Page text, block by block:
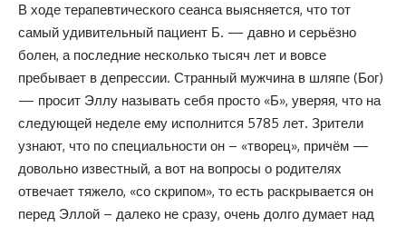
В ходе терапевтического сеанса выясняется, что тот
самый удивительный пациент Б. — давно и серьёзно
болен, а последние несколько тысяч лет и вовсе
пребывает в депрессии. Странный мужчина в шляпе (Бог)
— просит Эллу называть себя просто «Б», уверяя, что на
следующей неделе ему исполнится 5785 лет. Зрители
узнают, что по специальности он – «творец», причём —
довольно известный, а вот на вопросы о родителях
отвечает тяжело, «со скрипом», то есть раскрывается он
перед Эллой – далеко не сразу, очень долго думает над